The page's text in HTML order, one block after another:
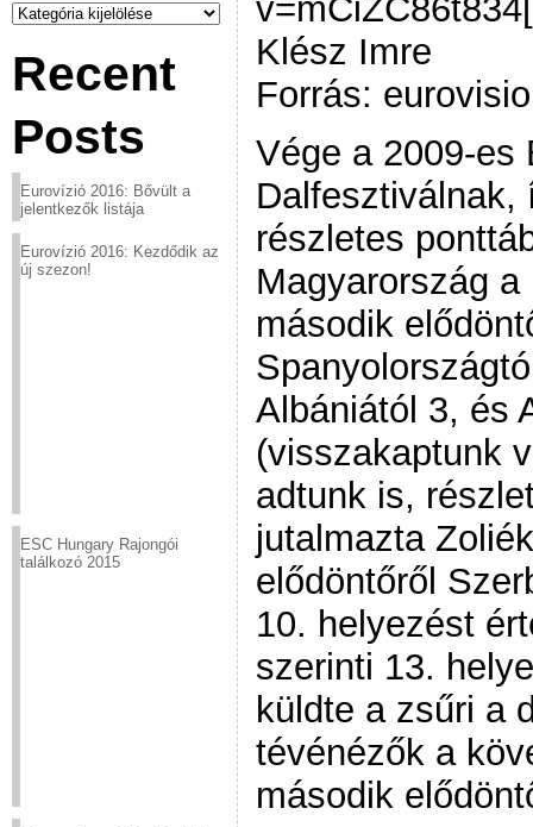
Kategóriák
Recent
Posts
Eurovízió 2016: Bővült a
jelentkezők listája
Eurovízió 2016: Kezdődik az
új szezon!
ESC Hungary Rajongói
találkozó 2015
Klész Imre
Forrás:
Vége a 2009-es
Dalfesztiválnak,
részletes
Magyarország
második
Albániától 3, és
(visszakaptunk
adtunk is,
jutalmazta
elődöntőről
10. helyezést
szerinti 13.
küldte a zsűri a
tévénézők a
második